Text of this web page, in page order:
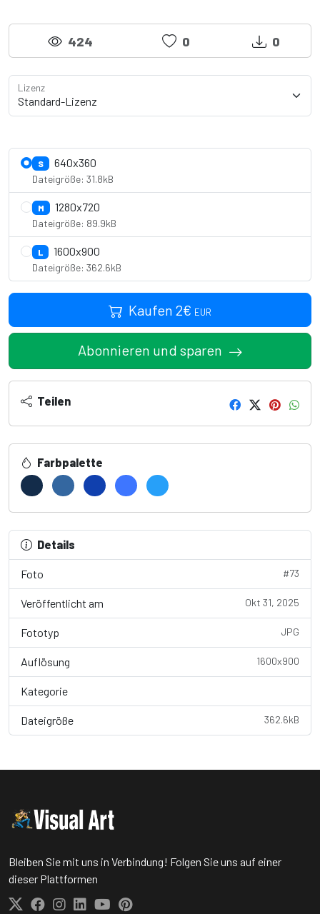
424 0 0
Lizenz
S 640x360
Dateigröße: 31.8kB
M 1280x720
Dateigröße: 89.9kB
L 1600x900
Dateigröße: 362.6kB
Kaufen 2€ EUR
Abonnieren und sparen
Teilen
Farbpalette
Details
Foto #73
Veröffentlicht am Okt 31, 2025
Fototyp JPG
Auflösung 1600x900
Kategorie
Dateigröße 362.6kB
Bleiben Sie mit uns in Verbindung! Folgen Sie uns auf einer
dieser Plattformen